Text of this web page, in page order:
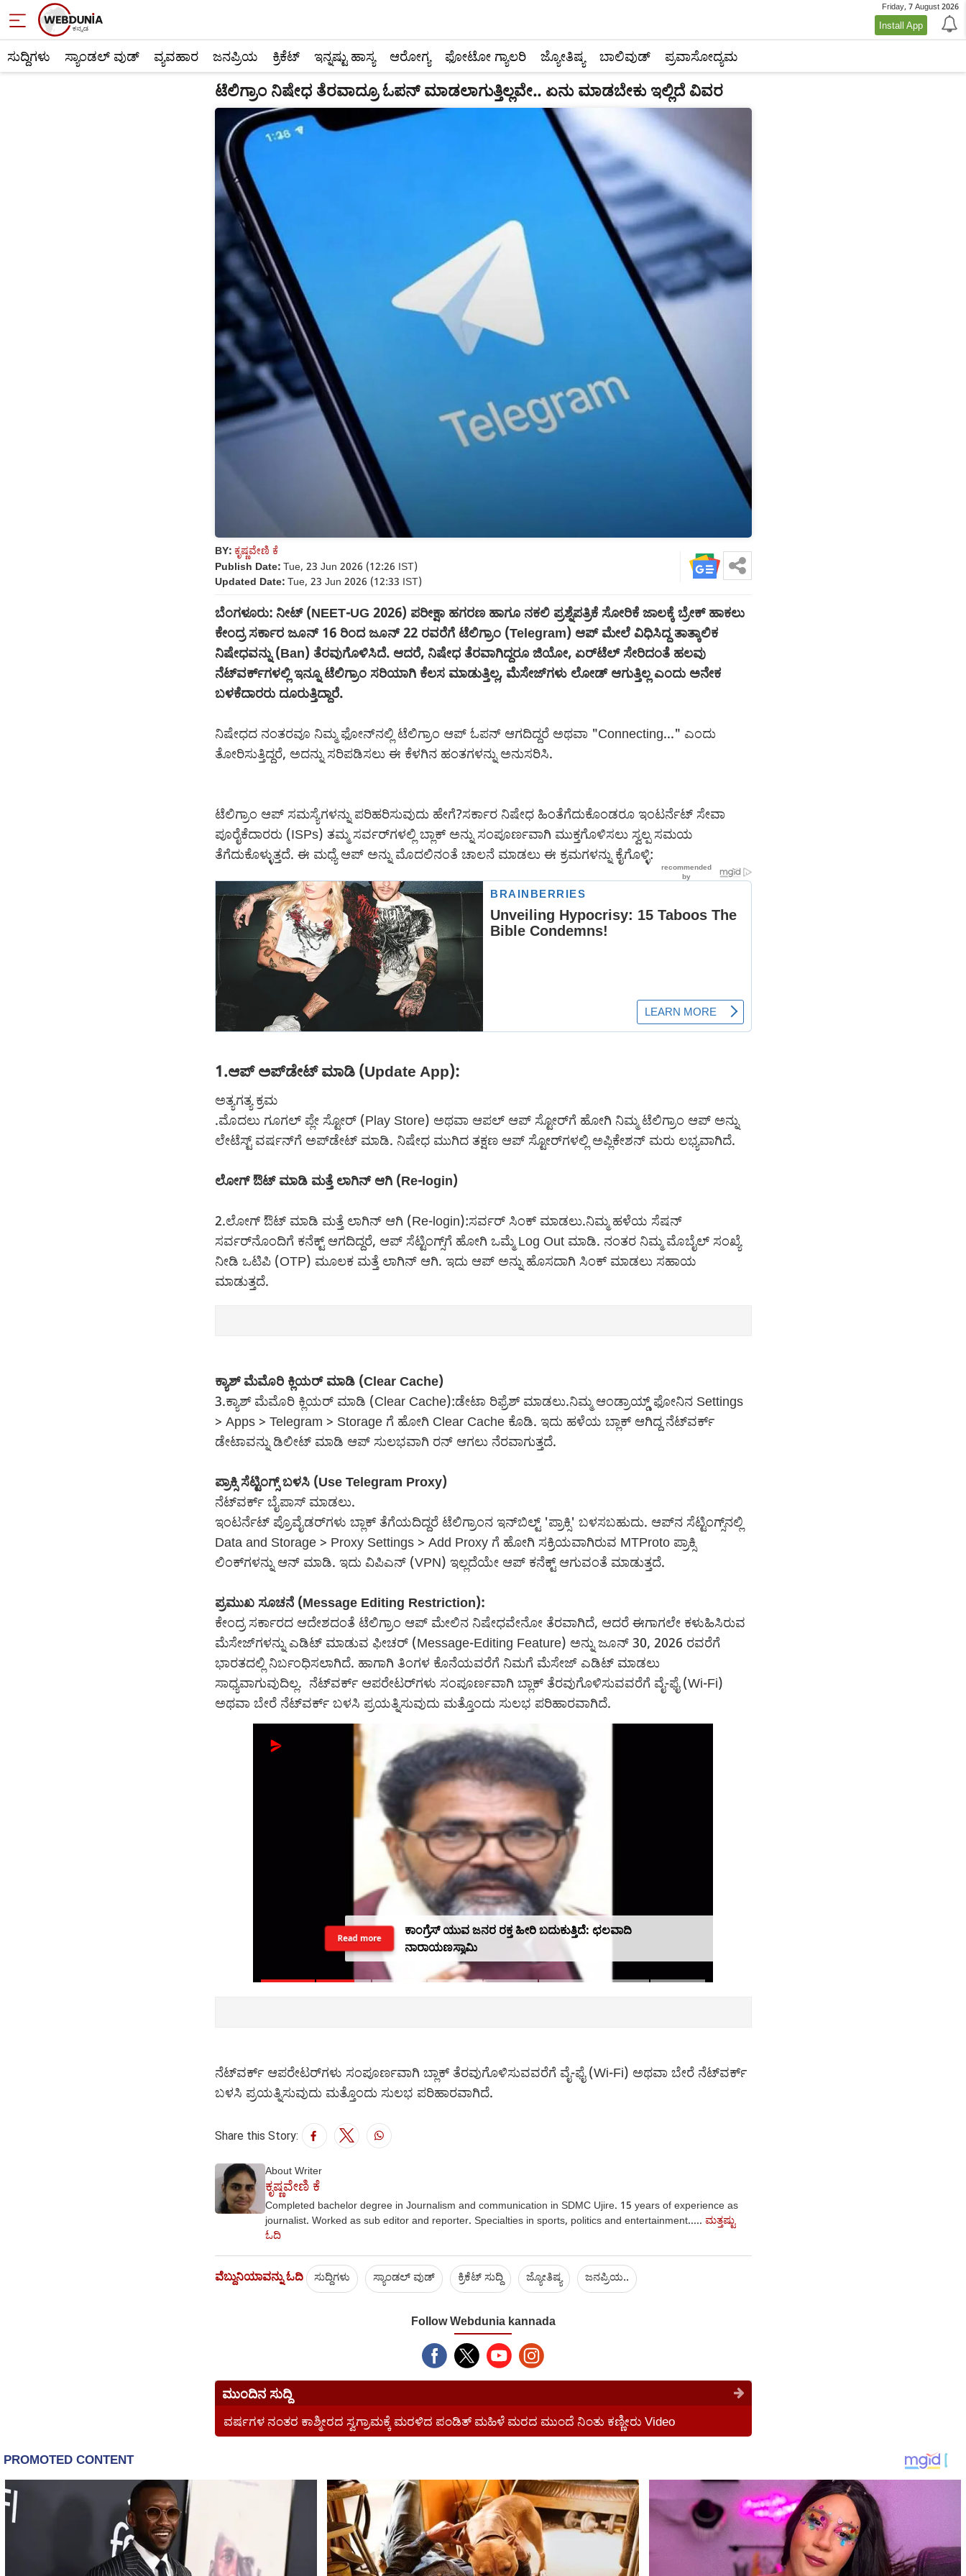
Friday, 7 August 2026
Install App
ಸುದ್ದಿಗಳು ಸ್ಯಾಂಡಲ್ ವುಡ್ ವ್ಯವಹಾರ ಜನಪ್ರಿಯ ಕ್ರಿಕೆಟ್‌ ಇನ್ನಷ್ಟು ಹಾಸ್ಯ ಆರೋಗ್ಯ ಫೋಟೋ ಗ್ಯಾಲರಿ ಜ್ಯೋತಿಷ್ಯ ಬಾಲಿವುಡ್‌ ಪ್ರವಾಸೋದ್ಯಮ
ಟೆಲಿಗ್ರಾಂ ನಿಷೇಧ ತೆರವಾದ್ರೂ ಓಪನ್ ಮಾಡಲಾಗುತ್ತಿಲ್ಲವೇ.. ಏನು ಮಾಡಬೇಕು ಇಲ್ಲಿದೆ ವಿವರ
BY: ಕೃಷ್ಣವೇಣಿ ಕೆ
Publish Date:Tue, 23 Jun 2026 (12:26 IST)
Updated Date:Tue, 23 Jun 2026 (12:33 IST)
ಬೆಂಗಳೂರು: ನೀಟ್ (NEET-UG 2026) ಪರೀಕ್ಷಾ ಹಗರಣ ಹಾಗೂ ನಕಲಿ ಪ್ರಶ್ನೆಪತ್ರಿಕೆ ಸೋರಿಕೆ ಜಾಲಕ್ಕೆ ಬ್ರೇಕ್ ಹಾಕಲು
ಕೇಂದ್ರ ಸರ್ಕಾರ ಜೂನ್ 16 ರಿಂದ ಜೂನ್ 22 ರವರೆಗೆ ಟೆಲಿಗ್ರಾಂ (Telegram) ಆಪ್ ಮೇಲೆ ವಿಧಿಸಿದ್ದ ತಾತ್ಕಾಲಿಕ
ನಿಷೇಧವನ್ನು (Ban) ತೆರವುಗೊಳಿಸಿದೆ. ಆದರೆ, ನಿಷೇಧ ತೆರವಾಗಿದ್ದರೂ ಜಿಯೋ, ಏರ್‌ಟೆಲ್ ಸೇರಿದಂತೆ ಹಲವು
ನೆಟ್‌ವರ್ಕ್‌ಗಳಲ್ಲಿ ಇನ್ನೂ ಟೆಲಿಗ್ರಾಂ ಸರಿಯಾಗಿ ಕೆಲಸ ಮಾಡುತ್ತಿಲ್ಲ, ಮೆಸೇಜ್‌ಗಳು ಲೋಡ್ ಆಗುತ್ತಿಲ್ಲ ಎಂದು ಅನೇಕ
ಬಳಕೆದಾರರು ದೂರುತ್ತಿದ್ದಾರೆ.
ನಿಷೇಧದ ನಂತರವೂ ನಿಮ್ಮ ಫೋನ್‌ನಲ್ಲಿ ಟೆಲಿಗ್ರಾಂ ಆಪ್ ಓಪನ್ ಆಗದಿದ್ದರೆ ಅಥವಾ "Connecting..." ಎಂದು
ತೋರಿಸುತ್ತಿದ್ದರೆ, ಅದನ್ನು ಸರಿಪಡಿಸಲು ಈ ಕೆಳಗಿನ ಹಂತಗಳನ್ನು ಅನುಸರಿಸಿ.
ಟೆಲಿಗ್ರಾಂ ಆಪ್ ಸಮಸ್ಯೆಗಳನ್ನು ಪರಿಹರಿಸುವುದು ಹೇಗೆ?ಸರ್ಕಾರ ನಿಷೇಧ ಹಿಂತೆಗೆದುಕೊಂಡರೂ ಇಂಟರ್ನೆಟ್ ಸೇವಾ
ಪೂರೈಕೆದಾರರು (ISPs) ತಮ್ಮ ಸರ್ವರ್‌ಗಳಲ್ಲಿ ಬ್ಲಾಕ್ ಅನ್ನು ಸಂಪೂರ್ಣವಾಗಿ ಮುಕ್ತಗೊಳಿಸಲು ಸ್ವಲ್ಪ ಸಮಯ
ತೆಗೆದುಕೊಳ್ಳುತ್ತದೆ. ಈ ಮಧ್ಯೆ ಆಪ್ ಅನ್ನು ಮೊದಲಿನಂತೆ ಚಾಲನೆ ಮಾಡಲು ಈ ಕ್ರಮಗಳನ್ನು ಕೈಗೊಳ್ಳಿ:
1.ಆಪ್ ಅಪ್‌ಡೇಟ್ ಮಾಡಿ (Update App):
ಅತ್ಯಗತ್ಯ ಕ್ರಮ
.ಮೊದಲು ಗೂಗಲ್ ಪ್ಲೇ ಸ್ಟೋರ್ (Play Store) ಅಥವಾ ಆಪಲ್ ಆಪ್ ಸ್ಟೋರ್‌ಗೆ ಹೋಗಿ ನಿಮ್ಮ ಟೆಲಿಗ್ರಾಂ ಆಪ್ ಅನ್ನು
ಲೇಟೆಸ್ಟ್ ವರ್ಷನ್‌ಗೆ ಅಪ್‌ಡೇಟ್ ಮಾಡಿ. ನಿಷೇಧ ಮುಗಿದ ತಕ್ಷಣ ಆಪ್ ಸ್ಟೋರ್‌ಗಳಲ್ಲಿ ಅಪ್ಲಿಕೇಶನ್ ಮರು ಲಭ್ಯವಾಗಿದೆ.
ಲೋಗ್ ಔಟ್ ಮಾಡಿ ಮತ್ತೆ ಲಾಗಿನ್ ಆಗಿ (Re-login)
2.ಲೋಗ್ ಔಟ್ ಮಾಡಿ ಮತ್ತೆ ಲಾಗಿನ್ ಆಗಿ (Re-login):ಸರ್ವರ್ ಸಿಂಕ್ ಮಾಡಲು.ನಿಮ್ಮ ಹಳೆಯ ಸೆಷನ್
ಸರ್ವರ್‌ನೊಂದಿಗೆ ಕನೆಕ್ಟ್ ಆಗದಿದ್ದರೆ, ಆಪ್ ಸೆಟ್ಟಿಂಗ್ಸ್‌ಗೆ ಹೋಗಿ ಒಮ್ಮೆ Log Out ಮಾಡಿ. ನಂತರ ನಿಮ್ಮ ಮೊಬೈಲ್ ಸಂಖ್ಯೆ
ನೀಡಿ ಒಟಿಪಿ (OTP) ಮೂಲಕ ಮತ್ತೆ ಲಾಗಿನ್ ಆಗಿ. ಇದು ಆಪ್ ಅನ್ನು ಹೊಸದಾಗಿ ಸಿಂಕ್ ಮಾಡಲು ಸಹಾಯ
ಮಾಡುತ್ತದೆ.
ಕ್ಯಾಶ್ ಮೆಮೊರಿ ಕ್ಲಿಯರ್ ಮಾಡಿ (Clear Cache)
3.ಕ್ಯಾಶ್ ಮೆಮೊರಿ ಕ್ಲಿಯರ್ ಮಾಡಿ (Clear Cache):ಡೇಟಾ ರಿಫ್ರೆಶ್ ಮಾಡಲು.ನಿಮ್ಮ ಆಂಡ್ರಾಯ್ಡ್ ಫೋನಿನ Settings
> Apps > Telegram > Storage ಗೆ ಹೋಗಿ Clear Cache ಕೊಡಿ. ಇದು ಹಳೆಯ ಬ್ಲಾಕ್ ಆಗಿದ್ದ ನೆಟ್‌ವರ್ಕ್
ಡೇಟಾವನ್ನು ಡಿಲೀಟ್ ಮಾಡಿ ಆಪ್ ಸುಲಭವಾಗಿ ರನ್ ಆಗಲು ನೆರವಾಗುತ್ತದೆ.
ಪ್ರಾಕ್ಸಿ ಸೆಟ್ಟಿಂಗ್ಸ್ ಬಳಸಿ (Use Telegram Proxy)
ನೆಟ್‌ವರ್ಕ್ ಬೈಪಾಸ್ ಮಾಡಲು.
ಇಂಟರ್ನೆಟ್ ಪ್ರೊವೈಡರ್‌ಗಳು ಬ್ಲಾಕ್ ತೆಗೆಯದಿದ್ದರೆ ಟೆಲಿಗ್ರಾಂನ ಇನ್‌ಬಿಲ್ಟ್ 'ಪ್ರಾಕ್ಸಿ' ಬಳಸಬಹುದು. ಆಪ್‌ನ ಸೆಟ್ಟಿಂಗ್ಸ್‌ನಲ್ಲಿ
Data and Storage > Proxy Settings > Add Proxy ಗೆ ಹೋಗಿ ಸಕ್ರಿಯವಾಗಿರುವ MTProto ಪ್ರಾಕ್ಸಿ
ಲಿಂಕ್‌ಗಳನ್ನು ಆನ್ ಮಾಡಿ. ಇದು ವಿಪಿಎನ್ (VPN) ಇಲ್ಲದೆಯೇ ಆಪ್ ಕನೆಕ್ಟ್ ಆಗುವಂತೆ ಮಾಡುತ್ತದೆ.
ಪ್ರಮುಖ ಸೂಚನೆ (Message Editing Restriction):
ಕೇಂದ್ರ ಸರ್ಕಾರದ ಆದೇಶದಂತೆ ಟೆಲಿಗ್ರಾಂ ಆಪ್ ಮೇಲಿನ ನಿಷೇಧವೇನೋ ತೆರವಾಗಿದೆ, ಆದರೆ ಈಗಾಗಲೇ ಕಳುಹಿಸಿರುವ
ಮೆಸೇಜ್‌ಗಳನ್ನು ಎಡಿಟ್ ಮಾಡುವ ಫೀಚರ್ (Message-Editing Feature) ಅನ್ನು ಜೂನ್ 30, 2026 ರವರೆಗೆ
ಭಾರತದಲ್ಲಿ ನಿರ್ಬಂಧಿಸಲಾಗಿದೆ. ಹಾಗಾಗಿ ತಿಂಗಳ ಕೊನೆಯವರೆಗೆ ನಿಮಗೆ ಮೆಸೇಜ್ ಎಡಿಟ್ ಮಾಡಲು
ಸಾಧ್ಯವಾಗುವುದಿಲ್ಲ. ನೆಟ್‌ವರ್ಕ್ ಆಪರೇಟರ್‌ಗಳು ಸಂಪೂರ್ಣವಾಗಿ ಬ್ಲಾಕ್ ತೆರವುಗೊಳಿಸುವವರೆಗೆ ವೈ-ಫೈ (Wi-Fi)
ಅಥವಾ ಬೇರೆ ನೆಟ್‌ವರ್ಕ್ ಬಳಸಿ ಪ್ರಯತ್ನಿಸುವುದು ಮತ್ತೊಂದು ಸುಲಭ ಪರಿಹಾರವಾಗಿದೆ.
ಕಾಂಗ್ರೆಸ್ ಯುವ ಜನರ ರಕ್ತ ಹೀರಿ ಬದುಕುತ್ತಿದೆ: ಛಲವಾದಿ
ನಾರಾಯಣಸ್ವಾಮಿ
Read more
ನೆಟ್‌ವರ್ಕ್ ಆಪರೇಟರ್‌ಗಳು ಸಂಪೂರ್ಣವಾಗಿ ಬ್ಲಾಕ್ ತೆರವುಗೊಳಿಸುವವರೆಗೆ ವೈ-ಫೈ (Wi-Fi) ಅಥವಾ ಬೇರೆ ನೆಟ್‌ವರ್ಕ್
ಬಳಸಿ ಪ್ರಯತ್ನಿಸುವುದು ಮತ್ತೊಂದು ಸುಲಭ ಪರಿಹಾರವಾಗಿದೆ.
Share this Story:
About Writer
ಕೃಷ್ಣವೇಣಿ ಕೆ
Completed bachelor degree in Journalism and communication in SDMC Ujire. 15 years of experience as
journalist. Worked as sub editor and reporter. Specialties in sports, politics and entertainment..... ಮತ್ತಷ್ಟು
ಓದಿ
ವೆಬ್ದುನಿಯಾವನ್ನು ಓದಿ ಸುದ್ದಿಗಳು ಸ್ಯಾಂಡಲ್ ವುಡ್ ಕ್ರಿಕೆಟ್‌ ಸುದ್ದಿ ಜ್ಯೋತಿಷ್ಯ ಜನಪ್ರಿಯ..
Follow Webdunia kannada
ಮುಂದಿನ ಸುದ್ದಿ
ವರ್ಷಗಳ ನಂತರ ಕಾಶ್ಮೀರದ ಸ್ವಗ್ರಾಮಕ್ಕೆ ಮರಳಿದ ಪಂಡಿತ್ ಮಹಿಳೆ ಮರದ ಮುಂದೆ ನಿಂತು ಕಣ್ಣೀರು Video